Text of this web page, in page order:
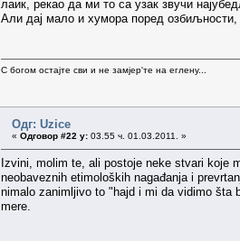
лаик, рекао да ми то са узак звучи
Али дај мало и хумора поред
С богом остајте сви и не замјер'те на еглену...
Одг: Uzice
« Одговор #22 у: 03.55 ч. 01.03.2011. »
Izvini, molim te, ali postoje neke stvari koje
neobaveznih etimoloških nagađanja i
nimalo zanimljivo to "hajd i mi da vidimo šta
mere.